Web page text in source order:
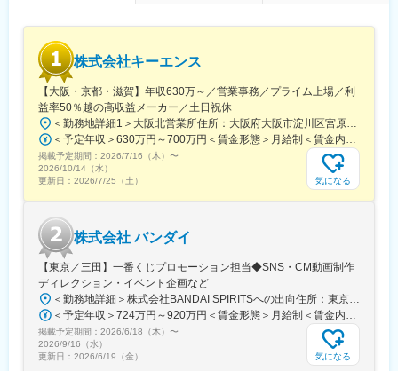
株式会社キーエンス
【大阪・京都・滋賀】年収630万～／営業事務／プライム上場／利
益率50％越の高収益メーカー／土日祝休
＜勤務地詳細1＞大阪北営業所住所：大阪府大阪市淀川区宮原3-5-36 新大阪トラストタワー勤務地最寄駅：新大阪駅受動喫煙対策：敷地内喫煙可能場所あり＜勤務地詳細2＞京都営業所住所：京都府京都市下京区四条通室町東入函谷鉾町101 アーバンネット四条烏丸ビル受動喫煙対策：屋内全面禁煙＜勤務地詳細3＞滋賀営業所住所：滋賀県大津市中央2-2-6 受動喫煙対策：屋内全面禁煙変更の範囲：会社の定める事業所
＜予定年収＞630万円～700万円＜賃金形態＞月給制＜賃金内訳＞月額（基本給）：279,000円～281,000円＜月給＞279,000円～281,000円＜昇給有無＞有＜残業手当＞有＜給与補足＞上記は入社初年度の想定年収です。※月給の金額とは別で、残業代、業績賞与支給有り※賞与：年4回、昇給：年1～2回※経験・能力等を考慮の上、同社規定により待遇を決定します※年収は会社業績によって変動することがあります賃金はあくまでも目安の金額であり、選考を通じて上下する可能性があります。月給(月額)は固定手当を含めた表記です。
掲載予定期間： 2026/7/16（木） 〜
2026/10/14（水）
更新日： 2026/7/25（土） 気になる
株式会社 バンダイ
【東京／三田】一番くじプロモーション担当◆SNS・CM動画制作
ディレクション・イベント企画など
＜勤務地詳細＞株式会社BANDAI SPIRITSへの出向住所：東京都港区三田3‐5‐19 住友不動産東京三田ガーデンタワー受動喫煙対策：屋内全面禁煙変更の範囲：会社の定める事業所
＜予定年収＞724万円～920万円＜賃金形態＞月給制＜賃金内訳＞月額（基本給）：315,000円～400,000円＜月給＞315,000円～400,000円＜昇給有無＞有＜残業手当＞有＜給与補足＞※役職と給与は、経験・能力などを考慮し最終決定■昇給：年1回■賞与：年1回■年収例（一般）759万円／中途入社2年目／月給33万円＋時間外手当（30時間）＋賞与■年収例（チーフ）920万円／中途入社2年目／月給40万円＋時間外手当（30時間）＋賞与賃金はあくまでも目安の金額であり、選考を通じて上下する可能性があります。月給(月額)は固定手当を含めた表記です。
掲載予定期間： 2026/6/18（木） 〜
2026/9/16（水）
更新日： 2026/6/19（金） 気になる